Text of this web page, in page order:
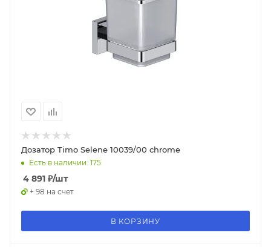
Дозатор Timo Selene 10039/00 chrome
Есть в наличии: 175
4 891 ₽/шт
+ 98 на счет
В КОРЗИНУ